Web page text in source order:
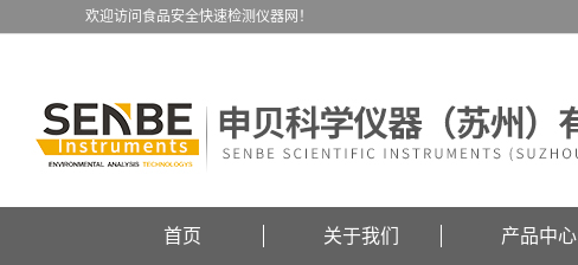
欢迎访问食品安全快速检测仪器网！
首页 关于我们 产品中心